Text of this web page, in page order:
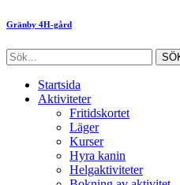
Gränby 4H-gård
Startsida
Aktiviteter
Fritidskortet
Läger
Kurser
Hyra kanin
Helgaktiviteter